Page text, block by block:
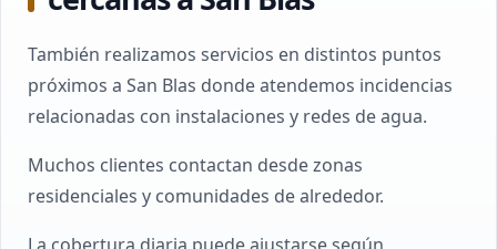
También realizamos servicios en distintos puntos
próximos a San Blas donde atendemos incidencias
relacionadas con instalaciones y redes de agua.
Muchos clientes contactan desde zonas
residenciales y comunidades de alrededor.